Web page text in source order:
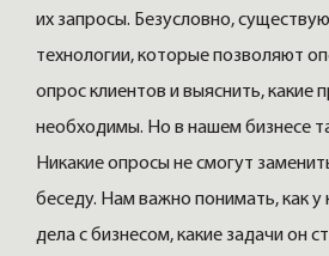
их запросы. Безусловно,
технологии, которые позволяют
опрос клиентов и выяснить, какие
необходимы. Но в нашем бизнесе
Никакие опросы не смогут
беседу. Нам важно понимать, как у
дела с бизнесом, какие задачи он